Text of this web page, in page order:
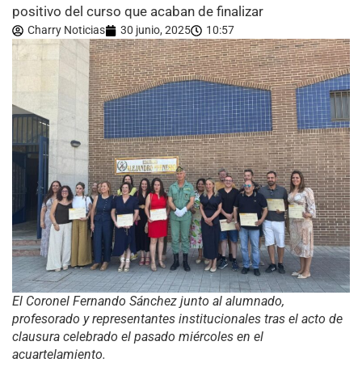
positivo del curso que acaban de finalizar
Charry Noticias 30 junio, 2025 10:57
El Coronel Fernando Sánchez junto al alumnado,
profesorado y representantes institucionales tras el acto de
clausura celebrado el pasado miércoles en el
acuartelamiento.